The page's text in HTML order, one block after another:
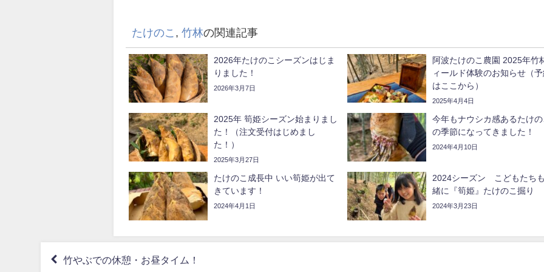
たけのこ ,竹林の関連記事
2026年たけのこシーズンはじま
りました！
2026年3月7日
阿波たけのこ農園 2025年竹
ィールド体験のお知らせ（予
はここから）
2025年4月4日
2025年 筍姫シーズン始まりまし
た！（注文受付はじめまし
た！）
2025年3月27日
今年もナウシカ感あるたけの
の季節になってきました！
2024年4月10日
たけのこ成長中 いい筍姫が出て
きています！
2024年4月1日
2024シーズン こどもたち
緒に『筍姫』たけのこ掘り
2024年3月23日
竹やぶでの休憩・お昼タイム！